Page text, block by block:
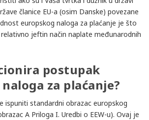
članice EU-a (osim Danske) povezane
europskog naloga za plaćanje je što
jeftin način naplate međunarodnih
postupak
za plaćanje?
ispuniti standardni obrazac europskog
A Priloga I. Uredbi o EEW-u). Ovaj je